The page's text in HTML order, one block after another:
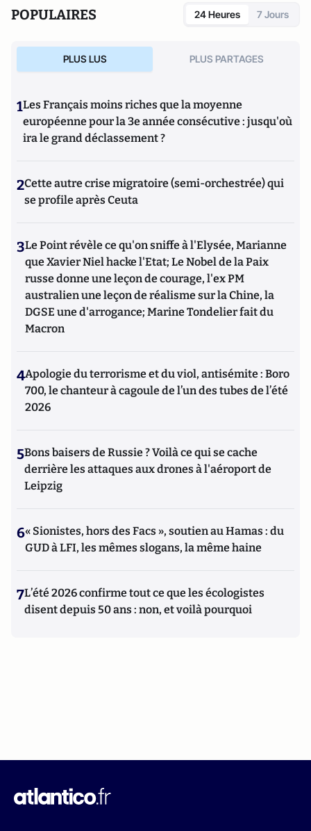
POPULAIRES 24 Heures 7 Jours
PLUS LUS PLUS PARTAGES
1Les Français moins riches que la moyenne
européenne pour la 3e année consécutive : jusqu'où
ira le grand déclassement ?
2Cette autre crise migratoire (semi-orchestrée) qui
se profile après Ceuta
3Le Point révèle ce qu'on sniffe à l'Elysée, Marianne
que Xavier Niel hacke l'Etat; Le Nobel de la Paix
russe donne une leçon de courage, l'ex PM
australien une leçon de réalisme sur la Chine, la
DGSE une d'arrogance; Marine Tondelier fait du
Macron
4Apologie du terrorisme et du viol, antisémite : Boro
700, le chanteur à cagoule de l’un des tubes de l’été
2026
5Bons baisers de Russie ? Voilà ce qui se cache
derrière les attaques aux drones à l'aéroport de
Leipzig
6« Sionistes, hors des Facs », soutien au Hamas : du
GUD à LFI, les mêmes slogans, la même haine
7L’été 2026 confirme tout ce que les écologistes
disent depuis 50 ans : non, et voilà pourquoi